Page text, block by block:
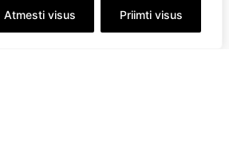
Atmesti visus Priimti visus